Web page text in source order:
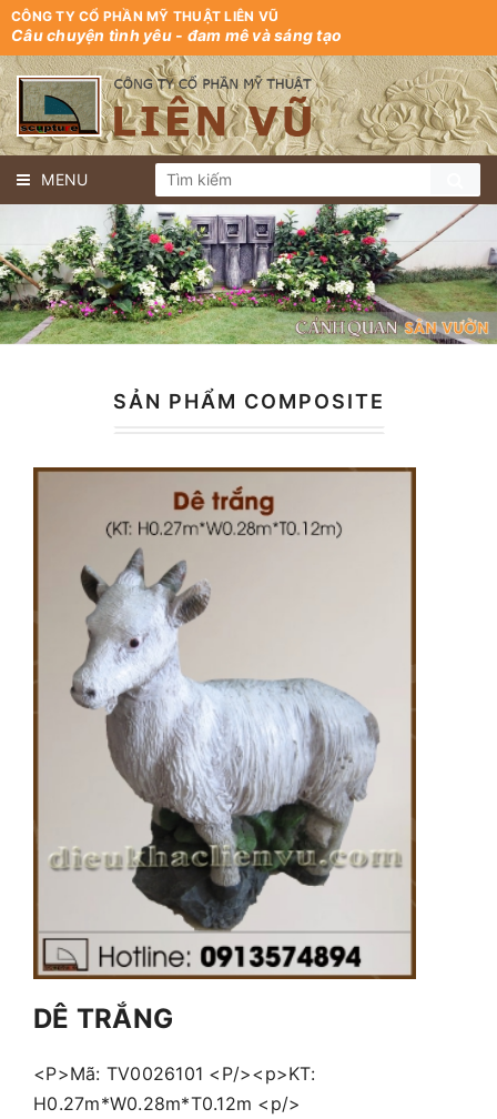
CÔNG TY CỔ PHẦN MỸ THUẬT LIÊN VŨ
Câu chuyện tình yêu - đam mê và sáng tạo
MENU
SẢN PHẨM COMPOSITE
DÊ TRẮNG
<P>Mã: TV0026101 <P/><p>KT:
H0.27m*W0.28m*T0.12m <p/>